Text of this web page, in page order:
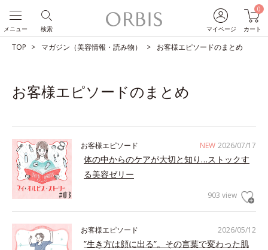
マイページ
0
カート
検索
メニュー
TOP マガジン（美容情報・読み物） お客様エピソードのまとめ
お客様エピソードのまとめ
NEW 2026/07/17
お客様エピソード
体の中からのケアが大切と知り…ストックす
る美容ゼリー
903 view
2026/05/12
お客様エピソード
”生き方は顔に出る”。その言葉で変わった肌